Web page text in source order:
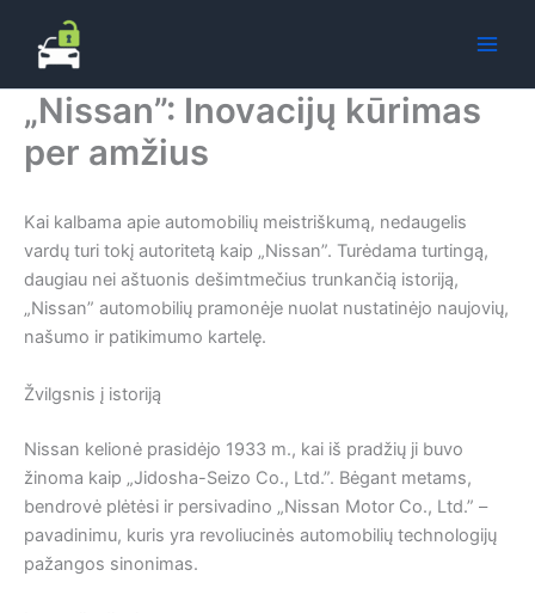
turinio
„Nissan”: Inovacijų kūrimas
per amžius
Kai kalbama apie automobilių meistriškumą, nedaugelis
vardų turi tokį autoritetą kaip „Nissan”. Turėdama turtingą,
daugiau nei aštuonis dešimtmečius trunkančią istoriją,
„Nissan” automobilių pramonėje nuolat nustatinėjo naujovių,
našumo ir patikimumo kartelę.
Žvilgsnis į istoriją
Nissan kelionė prasidėjo 1933 m., kai iš pradžių ji buvo
žinoma kaip „Jidosha-Seizo Co., Ltd.”. Bėgant metams,
bendrovė plėtėsi ir persivadino „Nissan Motor Co., Ltd.” –
pavadinimu, kuris yra revoliucinės automobilių technologijų
pažangos sinonimas.